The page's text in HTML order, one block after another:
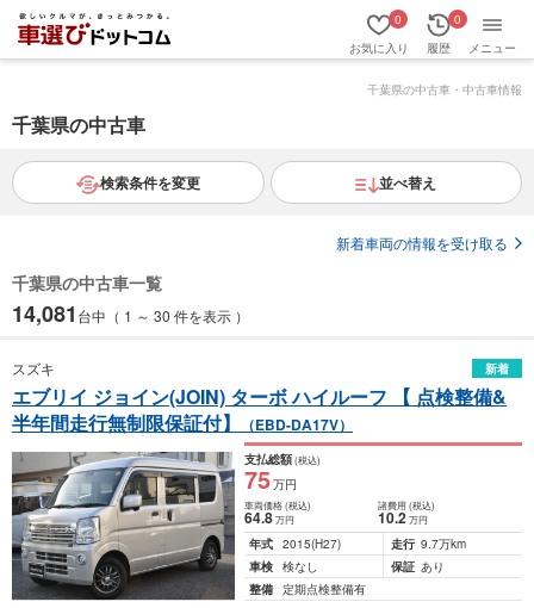
お気に入り
0
履歴
0
メニュー
千葉県の中古車・中古車情報
千葉県の中古車
検索条件を変更 並べ替え
新着車両の情報を受け取る
千葉県の中古車一覧
14,081 台中（ 1 ～ 30 件を表示 ）
スズキ 新着
エブリイ ジョイン(JOIN) ターボ ハイルーフ 【 点検整備&
半年間走行無制限保証付】
（EBD-DA17V）
支払総額(税込)
75万円
車両価格(税込)
64.8万円
諸費用 (税込)
10.2 万円
年式 2015(H27) 走行 9.7万km
車検 検なし 保証 あり
整備 定期点検整備有